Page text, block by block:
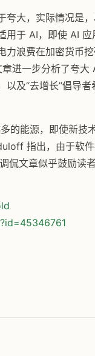
夸大，实际情况是
用于 AI，即使 AI
力浪费在加密货币
进一步分析了夸大
及“去增长”倡导
的能源，即使新技
指出，由于软
侃文章似乎鼓励读